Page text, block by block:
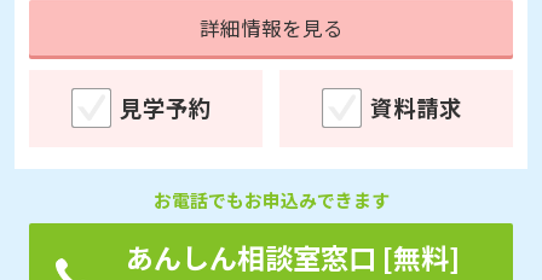
詳細情報を見る
見学予約 資料請求
お電話でもお申込みできます
あんしん相談室窓口 [無料]